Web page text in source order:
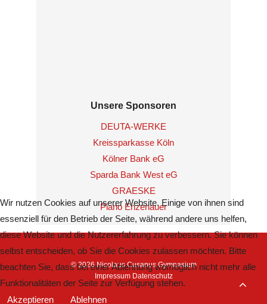
Unsere Sponsoren
DEUTA-WERKE
Kreissparkasse Köln
Kölner Bank eG
Sparda Bank West eG
GRAESKE
Piano Enzenauer
© 2026 Nicolaus Cusanus Gymnasium
Impressum Datenschutz
Wir nutzen Cookies auf unserer Website. Einige von ihnen sind
essenziell für den Betrieb der Seite, während andere uns helfen,
diese Website und die Nutzererfahrung zu verbessern. Sie können
selbst entscheiden, ob Sie die Cookies zulassen möchten. Bitte
beachten Sie, dass bei einer Ablehnung womöglich nicht mehr alle
Funktionalitäten der Seite zur Verfügung stehen.
Akzeptieren
Ablehnen